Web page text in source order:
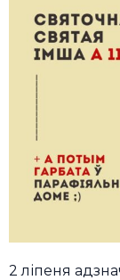
2 ліпеня